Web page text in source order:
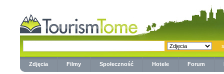
Zdjęcia Filmy Społeczność Hotele Forum